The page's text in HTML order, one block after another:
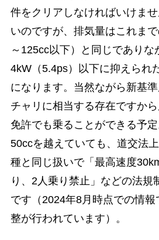
件をクリアしなければいけま
いのですが、排気量はこれま
～125cc以下）と同じでありな
4kW（5.4ps）以下に抑えられ
になります。当然ながら新基
チャリに相当する存在ですか
免許でも乗ることができる予
50ccを越えていても、道交法
種と同じ扱いで「最高速度
り、2人乗り禁止」などの法規
です（2024年8月時点での情
整が行われています）。